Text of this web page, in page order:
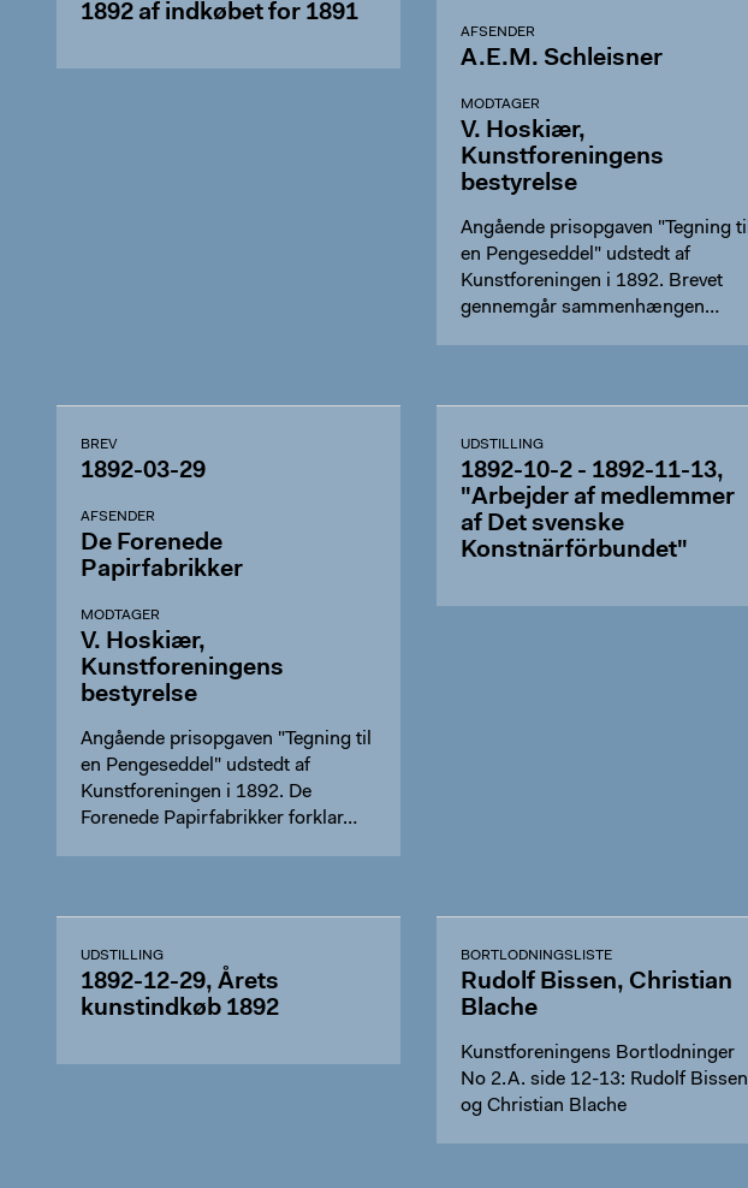
1892 af indkøbet for 1891
AFSENDER
A.E.M. Schleisner
MODTAGER
V. Hoskiær,
Kunstforeningens
bestyrelse
Angående prisopgaven "Tegning til
en Pengeseddel" udstedt af
Kunstforeningen i 1892. Brevet
gennemgår sammenhængen
BREV
1892-03-29
AFSENDER
De Forenede
Papirfabrikker
MODTAGER
V. Hoskiær,
Kunstforeningens
bestyrelse
Angående prisopgaven "Tegning til
en Pengeseddel" udstedt af
Kunstforeningen i 1892. De
Forenede Papirfabrikker forklar…
UDSTILLING
1892-10-2 - 1892-11-13,
"Arbejder af medlemmer
af Det svenske
Konstnärförbundet"
UDSTILLING
1892-12-29, Årets
kunstindkøb 1892
BORTLODNINGSLISTE
Rudolf Bissen, Christian
Blache
Kunstforeningens Bortlodninger
No 2.A. side 12-13: Rudolf Bissen
og Christian Blache